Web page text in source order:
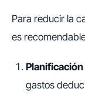
Para reducir la
es
gastos